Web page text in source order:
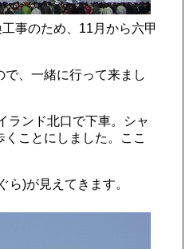
事のため、11月から六甲
、一緒に行って来まし
ランド北口で下車。シャ
ことにしました。ここ
)が見えてきます。